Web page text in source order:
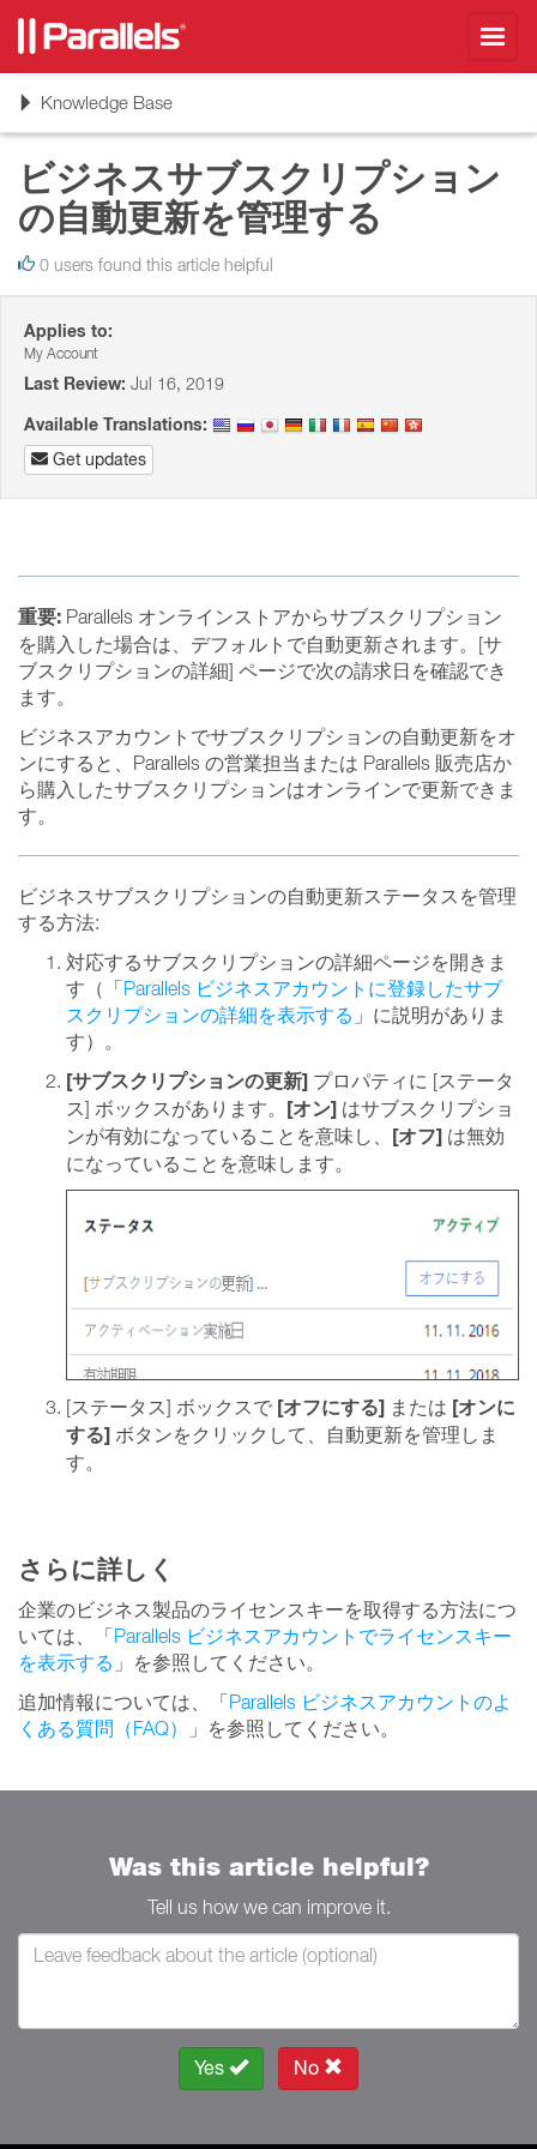
ToggleKnowledge Base
ビジネスサブスクリプション
の自動更新を管理する
0 users found this article helpful
Applies to:
My Account
Last Review: Jul 16, 2019
Available Translations:
Get updates
重要: Parallels オンラインストアからサブスクリプション
を購入した場合は、デフォルトで自動更新されます。[サ
ブスクリプションの詳細] ページで次の請求日を確認でき
ます。
ビジネスアカウントでサブスクリプションの自動更新をオ
ンにすると、Parallels の営業担当または Parallels 販売店か
ら購入したサブスクリプションはオンラインで更新できま
す。
ビジネスサブスクリプションの自動更新ステータスを管理
する方法:
対応するサブスクリプションの詳細ページを開きま
す（「Parallels ビジネスアカウントに登録したサブ
スクリプションの詳細を表示する 」に説明がありま
す）。
[サブスクリプションの更新] プロパティに [ステータ
ス] ボックスがあります。 [オン] はサブスクリプショ
ンが有効になっていることを意味し、 [オフ] は無効
になっていることを意味します。
[ステータス] ボックスで [オフにする] または [オンに
する] ボタンをクリックして、自動更新を管理しま
す。
さらに詳しく
企業のビジネス製品のライセンスキーを取得する方法につ
いては、「Parallels ビジネスアカウントでライセンスキー
を表示する 」を参照してください。
追加情報については、「Parallels ビジネスアカウントのよ
くある質問（FAQ）
」を参照してください。
Was this article helpful?
Tell us how we can improve it.
Yes No